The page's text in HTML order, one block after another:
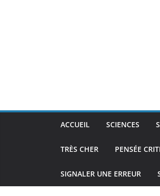
ACCUEIL SCIENCES
TRÈS CHER PENSÉE
SIGNALER UNE ERREUR